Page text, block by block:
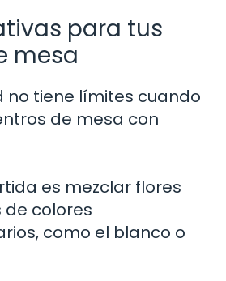
para tus
mesa
no tiene límites cuando
de mesa con
es mezclar flores
de colores
como el blanco o